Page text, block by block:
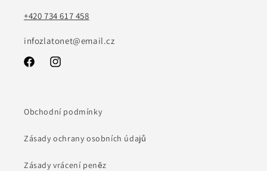
+420 734 617 458
infozlatonet@email.cz
FacebookInstagram
Obchodní podmínky
Zásady ochrany osobních údajů
Zásady vrácení peněz